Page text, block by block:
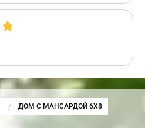
CURRENT:
ДОМ С МАНСАРДОЙ 6Х8